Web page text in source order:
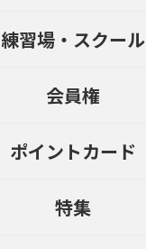
練習場・スクール
会員権
ポイントカード
特集